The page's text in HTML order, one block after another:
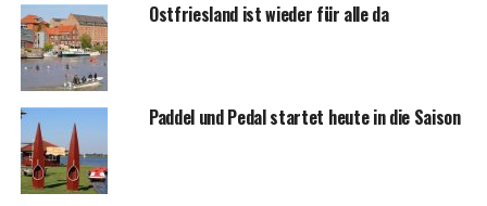
Ost­fries­land ist wie­der für alle da
Pad­del und Pedal star­tet heu­te in die Saison